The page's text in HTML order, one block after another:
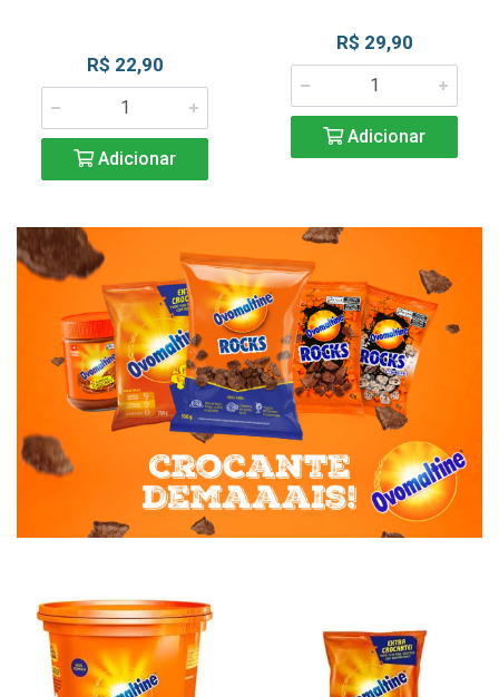
R$ 22,90
Adicionar
R$ 29,90
Adicionar